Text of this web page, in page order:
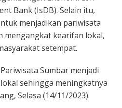
Bank (IsDB). Selain itu,
menjadikan pariwisata
mengangkat kearifan lokal,
setempat.
Sumbar menjadi
sehingga meningkatnya
Selasa (14/11/2023).